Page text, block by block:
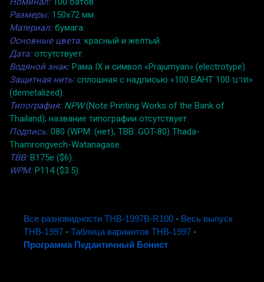
Размеры:150x72 мм.
Материал:бумага.
Основные цвета:красный и желтый.
Дата:отсутствует.
Водяной знак:Рама IX и символ «Prajumyan» (electrotype).
Защитная нить:сплошная с надписью «100 BAHT 100 บาท»
(demetalized).
Типография: NPW(Note Printing Works of the Bank of
Thailand); название типографии отсутствует.
Подпись:080 (WPM: (нет), TBB: GOT-80) Thada-
Thamrongvech-Watanagase.
TBB:B175e ($6).
WPM:P114 ($3.5).
Все разновидности THB-1997B-R100 ◦ Весь выпуск
THB-1997 ◦ Таблица вариантов THB-1997 ◦
Программа Педантичный Бонист